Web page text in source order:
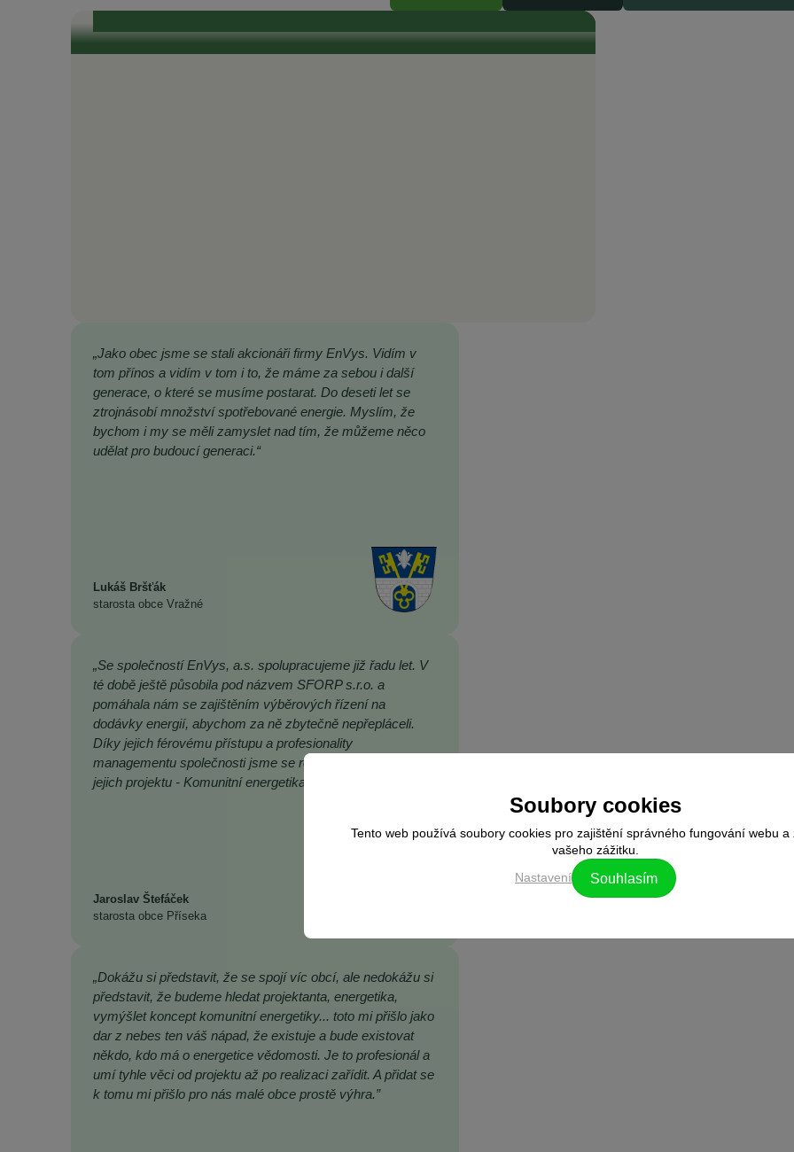
toho, že je celý projekt život...
„Jako obec jsme se stali akcionáři firmy EnVys. Vidím v
tom přínos a vidím v tom i to, že máme za sebou i další
generace, o které se musíme postarat. Do deseti let se
ztrojnásobí množství spotřebované energie. Myslím, že
bychom i my se měli zamyslet nad tím, že můžeme něco
udělat pro budoucí generaci.“
Lukáš Bršťák
starosta obce Vražné
„Se společností EnVys, a.s. spolupracujeme již řadu let. V
té době ještě působila pod názvem SFORP s.r.o. a
pomáhala nám se zajištěním výběrových řízení na
dodávky energií, abychom za ně zbytečně nepřepláceli.
Díky jejich férovému přístupu a profesionality
managementu společnosti jsme se rozhodli zapojit také do
jejich projektu - Komunitní energetika EnVys.”
Jaroslav Štefáček
starosta obce Příseka
„Dokážu si představit, že se spojí víc obcí, ale nedokážu si
představit, že budeme hledat projektanta, energetika,
vymýšlet koncept komunitní energetiky... toto mi přišlo jako
dar z nebes ten váš nápad, že existuje a bude existovat
někdo, kdo má o energetice vědomosti. Je to profesionál a
umí tyhle věci od projektu až po realizaci zařídit. A přidat se
k tomu mi přišlo pro nás malé obce prostě výhra.”
Soubory cookies
Tento web používá soubory cookies pro zajištění správného fungování webu a
vašeho zážitku.
Nastavení Souhlasím